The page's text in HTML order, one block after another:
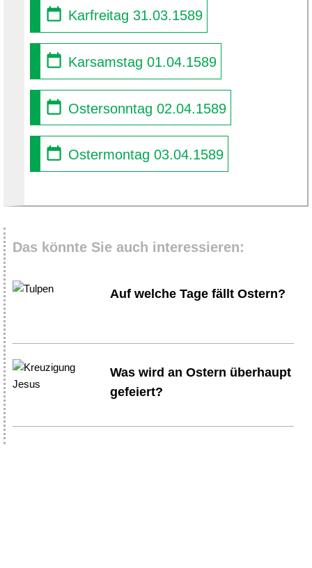
Karfreitag 31.03.1589
Karsamstag 01.04.1589
Ostersonntag 02.04.1589
Ostermontag 03.04.1589
Das könnte Sie auch interessieren:
Auf welche Tage fällt Ostern?
Was wird an Ostern überhaupt
gefeiert?